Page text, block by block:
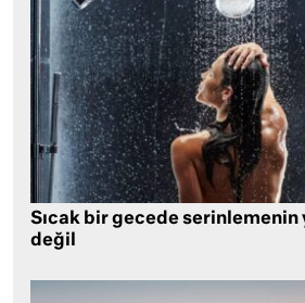
Sıcak bir gecede serinlemenin
değil